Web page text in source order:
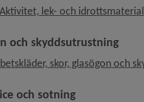
lek- och
och skyddsutrustning
skor, glasögon och
och sotning